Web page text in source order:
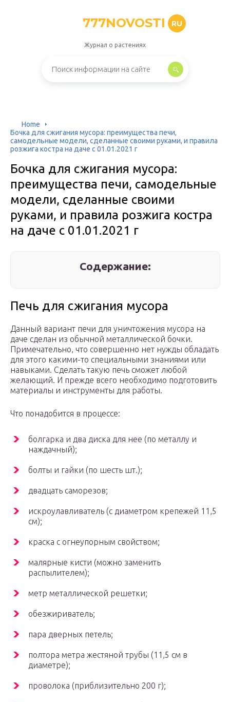
777NOVOSTI RU
Журнал о растениях
Home
Бочка для сжигания мусора: преимущества печи,
самодельные модели, сделанные своими руками, и правила
розжига костра на даче с 01.01.2021 г
Бочка для сжигания мусора:
преимущества печи, самодельные
модели, сделанные своими
руками, и правила розжига костра
на даче с 01.01.2021 г
Содержание:
Печь для сжигания мусора
Данный вариант печи для уничтожения мусора на
даче сделан из обычной металлической бочки.
Примечательно, что совершенно нет нужды обладать
для этого какими-то специальными знаниями или
навыками. Сделать такую печь сможет любой
желающий. И прежде всего необходимо подготовить
материалы и инструменты для работы.
Что понадобится в процессе:
болгарка и два диска для нее (по металлу и
наждачный);
болты и гайки (по шесть шт.);
двадцать саморезов;
искроулавливатель (с диаметром крепежей 11,5
см);
краска с огнеупорным свойством;
малярные кисти (можно заменить
распылителем);
метр металлической решетки;
обезжириватель;
пара дверных петель;
полтора метра жестяной трубы (11,5 см в
диаметре);
проволока (приблизительно 200 г);